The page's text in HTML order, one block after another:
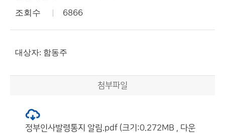
조회수 6866
대상자: 함동주
첨부파일
정부인사발령통지 알림.pdf (크기:0.272MB , 다운